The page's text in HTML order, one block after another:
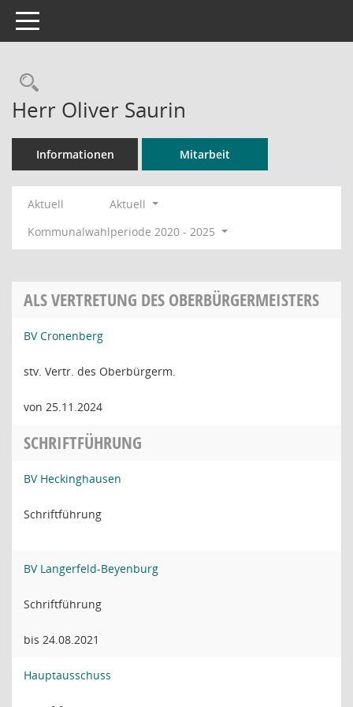
Toggle navigation
Rechercheauswahl
Herr Oliver Saurin
Informationen Mitarbeit
Aktuell
Aktuell
Kommunalwahlperiode 2020 - 2025
ALS VERTRETUNG DES OBERBÜRGERMEISTERS
BV Cronenberg
stv. Vertr. des Oberbürgerm.
von 25.11.2024
SCHRIFTFÜHRUNG
BV Heckinghausen
Schriftführung
BV Langerfeld-Beyenburg
Schriftführung
bis 24.08.2021
Hauptausschuss